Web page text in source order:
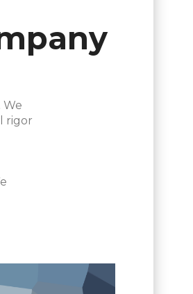
We
rigor